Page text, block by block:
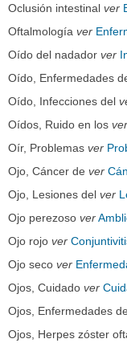
Oclusión intestinal ver
Oftalmología ver
Oído del nadador ver
Oído, Enfermedades
Oído, Infecciones del
Oídos, Ruido en los ver
Oír, Problemas ver
Ojo, Cáncer de ver
Ojo, Lesiones del ver
Ojo perezoso ver
Ojo rojo ver
Ojo seco ver
Ojos, Cuidado ver
Ojos, Enfermedades
Ojos, Herpes zóster